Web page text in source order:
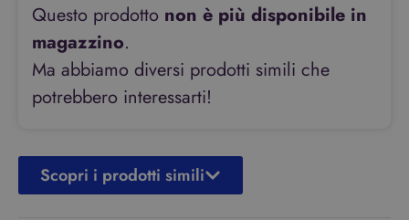
Questo prodotto non è più disponibile in
magazzino.
Ma abbiamo diversi prodotti simili che
potrebbero interessarti!
Scopri i prodotti simili